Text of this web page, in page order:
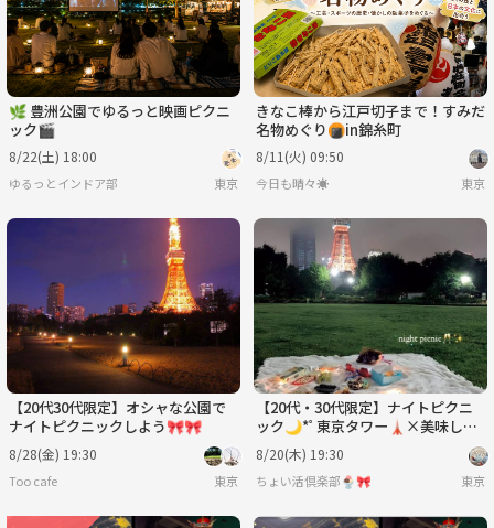
🌿 豊洲公園でゆるっと映画ピクニ
ック🎬
8/22(土) 18:00
ゆるっとインドア部 東京
きなこ棒から江戸切子まで！すみだ
名物めぐり🍘in錦糸町
8/11(火) 09:50
今日も晴々☀️ 東京
【20代30代限定】オシャな公園で
ナイトピクニックしよう🎀🎀
8/28(金) 19:30
Too cafe 東京
【20代・30代限定】ナイトピクニ
ック🌙*ﾟ東京タワー🗼×美味しい
パンを食べながらお話しましょ🍞
🥐
8/20(木) 19:30
ちょい活倶楽部🍨🎀 東京